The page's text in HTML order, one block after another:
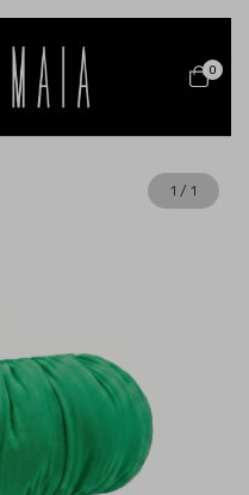
0
1 / 1